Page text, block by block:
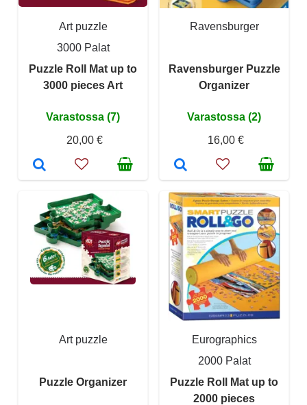
Art puzzle
3000 Palat
Puzzle Roll Mat up to
3000 pieces Art
Varastossa (7)
20,00 €
Ravensburger
Ravensburger Puzzle
Organizer
Varastossa (2)
16,00 €
Art puzzle
Puzzle Organizer
Eurographics
2000 Palat
Puzzle Roll Mat up to
2000 pieces